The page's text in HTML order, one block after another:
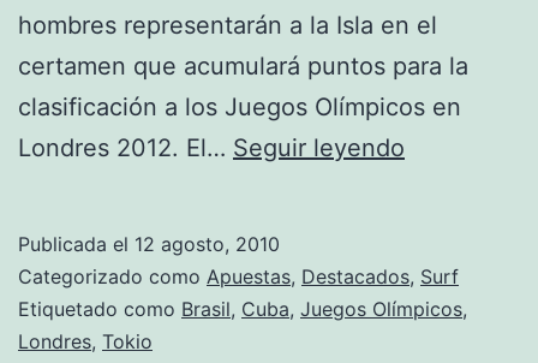
hombres representarán a la Isla en el
certamen que acumulará puntos para la
clasificación a los Juegos Olímpicos en
Londres 2012. El… Seguir leyendo
sus
mejores
Publicada el 12 agosto, 2010
Categorizado como Apuestas, Destacados, Surf
Etiquetado como Brasil, Cuba, Juegos Olímpicos,
Londres, Tokio